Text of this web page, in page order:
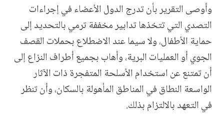
وأوصى التقرير بأن تدرج الدول الأعضاء في إجراءات
التصدي التي تتخذها تدابير مخففة ترمي بالتحديد إلى
حماية الأطفال، ولا سيما عند الاضطلاع بحملات القصف
الجوي أو العمليات البرية، وأهاب بجميع أطراف النزاع إلى
أن تمتنع عن استخدام الأسلحة المتفجرة ذات الآثار
الواسعة النطاق في المناطق المأهولة بالسكان، وأن تنظر
في التعهد بالالتزام بذلك.